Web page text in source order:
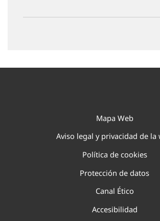
Mapa Web
Aviso legal y privacidad de la
Política de cookies
Protección de datos
Canal Ético
Accesibilidad